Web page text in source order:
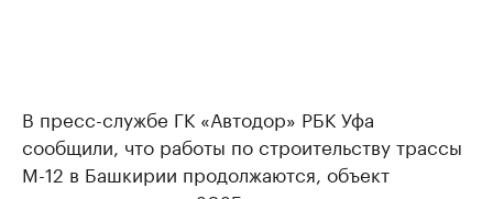
В пресс-службе ГК «Автодор» РБК Уфа
сообщили, что работы по строительству трассы
М-12 в Башкирии продолжаются, объект